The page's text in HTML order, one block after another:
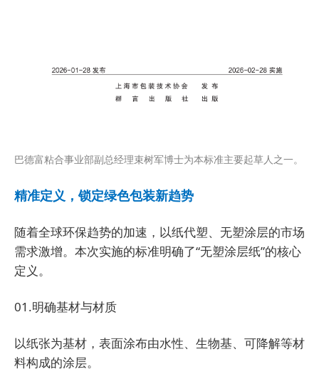
巴德富粘合事业部副总经理束树军博士为本标准主要起草人之一。
精准定义，锁定绿色包装新趋势
随着全球环保趋势的加速，以纸代塑、无塑涂层的市场
需求激增。本次实施的标准明确了“无塑涂层纸”的核心
定义。
01.明确基材与材质
以纸张为基材，表面涂布由水性、生物基、可降解等材
料构成的涂层。